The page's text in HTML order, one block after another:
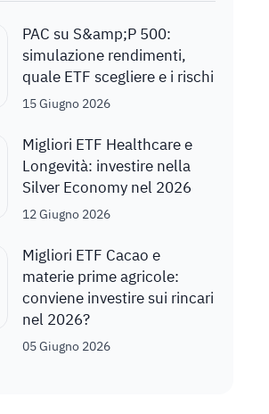
PAC su S&amp;P 500:
simulazione rendimenti,
quale ETF scegliere e i rischi
15 Giugno 2026
Migliori ETF Healthcare e
Longevità: investire nella
Silver Economy nel 2026
12 Giugno 2026
Migliori ETF Cacao e
materie prime agricole:
conviene investire sui rincari
nel 2026?
05 Giugno 2026